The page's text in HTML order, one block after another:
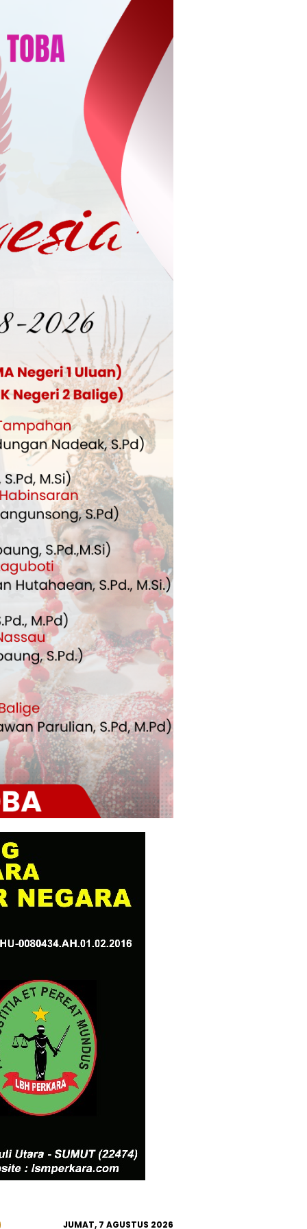
JUMAT, 7 AGUSTUS 2026